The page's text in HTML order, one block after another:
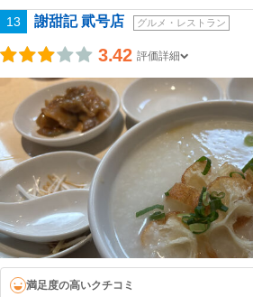
13 謝甜記 貮号店 グルメ・レストラン
3.42 評価詳細
満足度の高いクチコミ